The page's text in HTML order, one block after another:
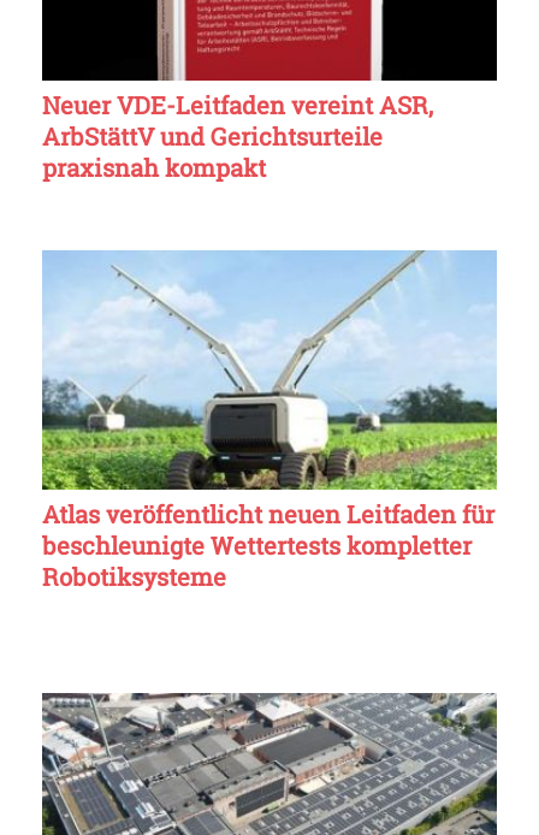
Neuer VDE-Leitfaden vereint ASR,
ArbStättV und Gerichtsurteile
praxisnah kompakt
Atlas veröffentlicht neuen Leitfaden für
beschleunigte Wettertests kompletter
Robotiksysteme